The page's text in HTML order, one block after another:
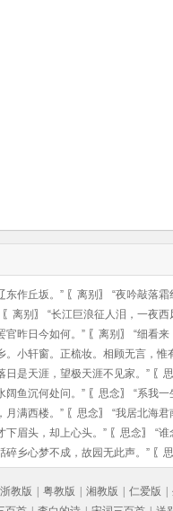
东作丘坂。” 〖 离别 〗 “夜吟敲落霜
〖 离别 〗 “长江巨浪征人泪，一夜西
官昨日今如何。” 〖 离别 〗 “细看
。小轩窗。正梳妆。相顾无言，惟
日是天涯，望极天涯不见家。” 〖
阔鱼沉何处问。” 〖 思念〗 “系我
月满西楼。” 〖 思念〗 “我居北海
下眉头，却上心头。” 〖 思念〗 “
碎乡心梦不成，故园无此声。” 〖
浙教版 粤教版 湘教版 仁爱版